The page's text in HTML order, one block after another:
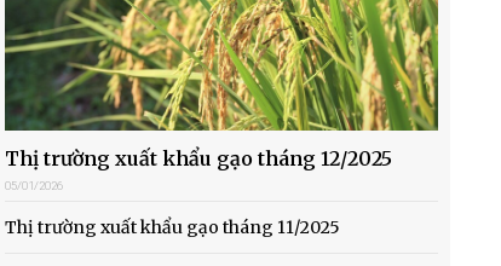
Thị trường xuất khẩu gạo tháng 12/2025
05/01/2026
Thị trường xuất khẩu gạo tháng 11/2025